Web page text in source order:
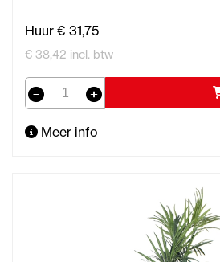
Huur € 31,75
€ 38,42 incl. btw
Meer info